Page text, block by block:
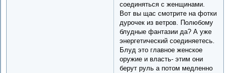
соединяться с женщинами.
Вот вы щас смотрите на фотки
дурочек из ветров. Полюбому
блудные фантазии да? А уже
энергетический соединяетесь.
Блуд это главное женское
оружие и власть- этим они
берут руль а потом медленно